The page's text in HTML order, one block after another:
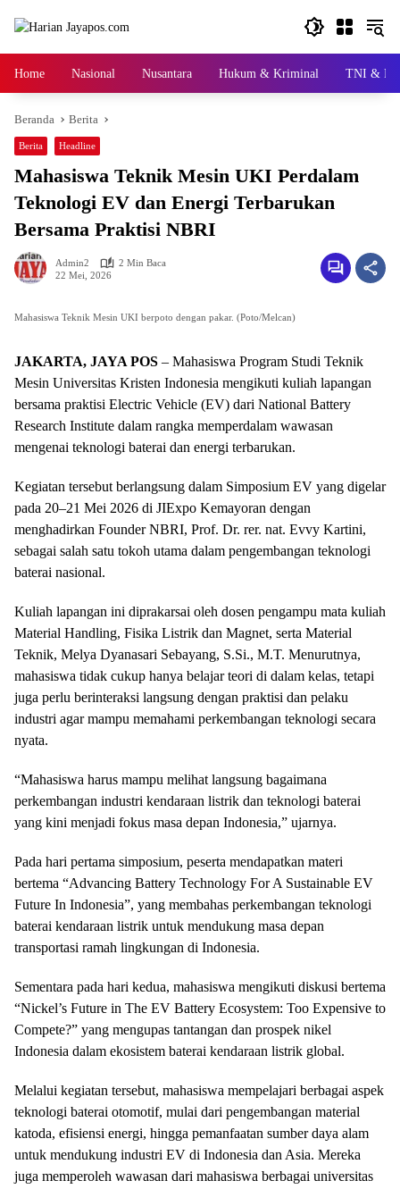
Home Nasional Nusantara Hukum & Kriminal TNI &
Beranda Berita
Berita Headline
Mahasiswa Teknik Mesin UKI Perdalam
Teknologi EV dan Energi Terbarukan
Bersama Praktisi NBRI
Admin2
2 Min Baca
22 Mei, 2026
Mahasiswa Teknik Mesin UKI berpoto dengan pakar. (Poto/Melcan)
JAKARTA, JAYA POS – Mahasiswa Program Studi Teknik
Mesin Universitas Kristen Indonesia mengikuti kuliah lapangan
bersama praktisi Electric Vehicle (EV) dari National Battery
Research Institute dalam rangka memperdalam wawasan
mengenai teknologi baterai dan energi terbarukan.
Kegiatan tersebut berlangsung dalam Simposium EV yang digelar
pada 20–21 Mei 2026 di JIExpo Kemayoran dengan
menghadirkan Founder NBRI, Prof. Dr. rer. nat. Evvy Kartini,
sebagai salah satu tokoh utama dalam pengembangan teknologi
baterai nasional.
Kuliah lapangan ini diprakarsai oleh dosen pengampu mata kuliah
Material Handling, Fisika Listrik dan Magnet, serta Material
Teknik, Melya Dyanasari Sebayang, S.Si., M.T. Menurutnya,
mahasiswa tidak cukup hanya belajar teori di dalam kelas, tetapi
juga perlu berinteraksi langsung dengan praktisi dan pelaku
industri agar mampu memahami perkembangan teknologi secara
nyata.
“Mahasiswa harus mampu melihat langsung bagaimana
perkembangan industri kendaraan listrik dan teknologi baterai
yang kini menjadi fokus masa depan Indonesia,” ujarnya.
Pada hari pertama simposium, peserta mendapatkan materi
bertema “Advancing Battery Technology For A Sustainable EV
Future In Indonesia”, yang membahas perkembangan teknologi
baterai kendaraan listrik untuk mendukung masa depan
transportasi ramah lingkungan di Indonesia.
Sementara pada hari kedua, mahasiswa mengikuti diskusi bertema
“Nickel’s Future in The EV Battery Ecosystem: Too Expensive to
Compete?” yang mengupas tantangan dan prospek nikel
Indonesia dalam ekosistem baterai kendaraan listrik global.
Melalui kegiatan tersebut, mahasiswa mempelajari berbagai aspek
teknologi baterai otomotif, mulai dari pengembangan material
katoda, efisiensi energi, hingga pemanfaatan sumber daya alam
untuk mendukung industri EV di Indonesia dan Asia. Mereka
juga memperoleh wawasan dari mahasiswa berbagai universitas